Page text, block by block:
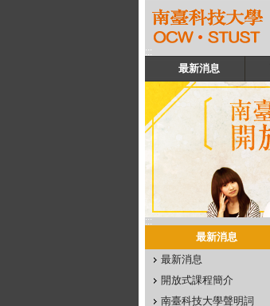
:::
最新消息
:::
最新消息
最新消息
開放式課程簡介
南臺科技大學聲明詞